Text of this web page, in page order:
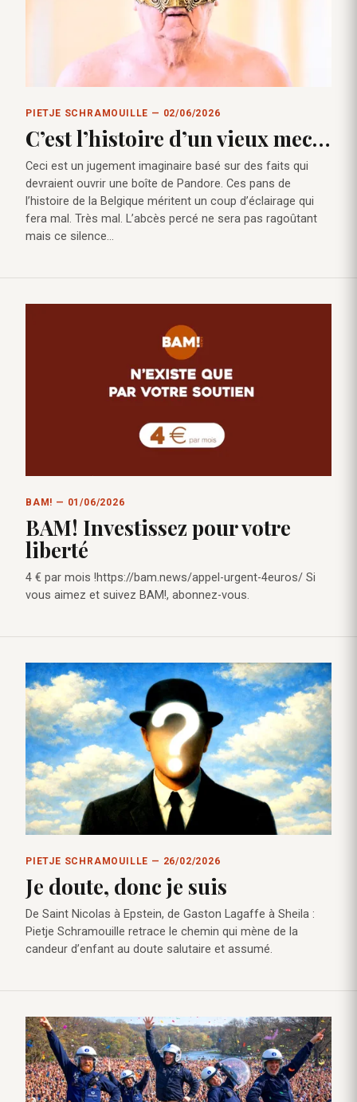
PIETJE SCHRAMOUILLE — 02/06/2026
C’est l’histoire d’un vieux mec…
Ceci est un jugement imaginaire basé sur des faits qui
devraient ouvrir une boîte de Pandore. Ces pans de
l’histoire de la Belgique méritent un coup d’éclairage qui
fera mal. Très mal. L’abcès percé ne sera pas ragoûtant
mais ce silence…
BAM! — 01/06/2026
BAM! Investissez pour votre
liberté
4 € par mois !https://bam.news/appel-urgent-4euros/ Si
vous aimez et suivez BAM!, abonnez-vous.
PIETJE SCHRAMOUILLE — 26/02/2026
Je doute, donc je suis
De Saint Nicolas à Epstein, de Gaston Lagaffe à Sheila :
Pietje Schramouille retrace le chemin qui mène de la
candeur d’enfant au doute salutaire et assumé.